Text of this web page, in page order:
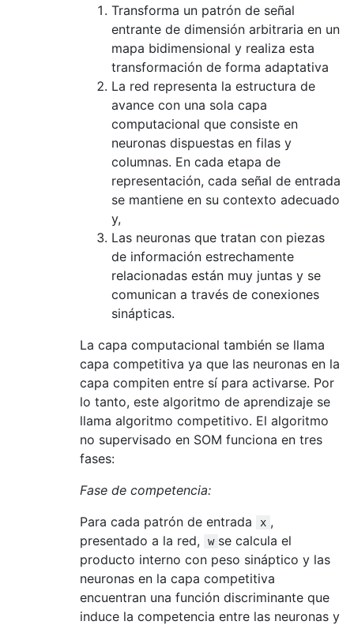
Transforma un patrón de señal
entrante de dimensión arbitraria en un
mapa bidimensional y realiza esta
transformación de forma adaptativa
La red representa la estructura de
avance con una sola capa
computacional que consiste en
neuronas dispuestas en filas y
columnas. En cada etapa de
representación, cada señal de entrada
se mantiene en su contexto adecuado
y,
Las neuronas que tratan con piezas
de información estrechamente
relacionadas están muy juntas y se
comunican a través de conexiones
sinápticas.
La capa computacional también se llama
capa competitiva ya que las neuronas en la
capa compiten entre sí para activarse. Por
lo tanto, este algoritmo de aprendizaje se
llama algoritmo competitivo. El algoritmo
no supervisado en SOM funciona en tres
fases:
Fase de competencia:
Para cada patrón de entrada
x ,
presentado a la red,
w se calcula el
producto interno con peso sináptico y las
neuronas en la capa competitiva
encuentran una función discriminante que
induce la competencia entre las neuronas y